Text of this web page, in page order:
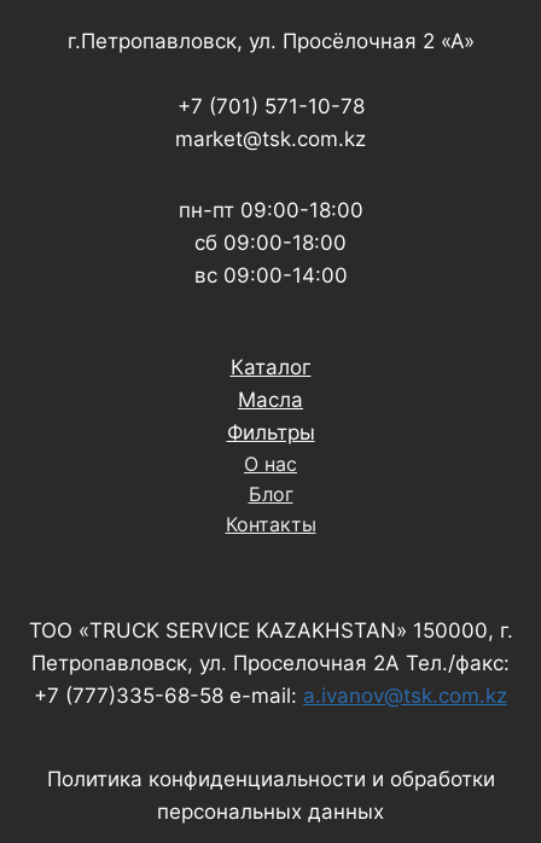
г.Петропавловск, ул. Просёлочная 2 «А»
+7 (701) 571-10-78
market@tsk.com.kz
пн-пт 09:00-18:00
сб 09:00-18:00
вс 09:00-14:00
Каталог
Масла
Фильтры
О нас
Блог
Контакты
ТОО «TRUCK SERVICE KAZAKHSTAN» 150000, г.
Петропавловск, ул. Проселочная 2А Тел./факс:
+7 (777)335-68-58 e-mail: a.ivanov@tsk.com.kz
Политика конфиденциальности и обработки
персональных данных